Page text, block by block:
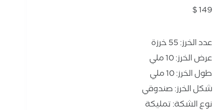
$149
عدد الخرز: 55 خرزة
عرض الخرز: 10 ملي
طول الخرز: 10 ملي
شكل الخرز: صندوقي
نوع الشكة: تمليكة